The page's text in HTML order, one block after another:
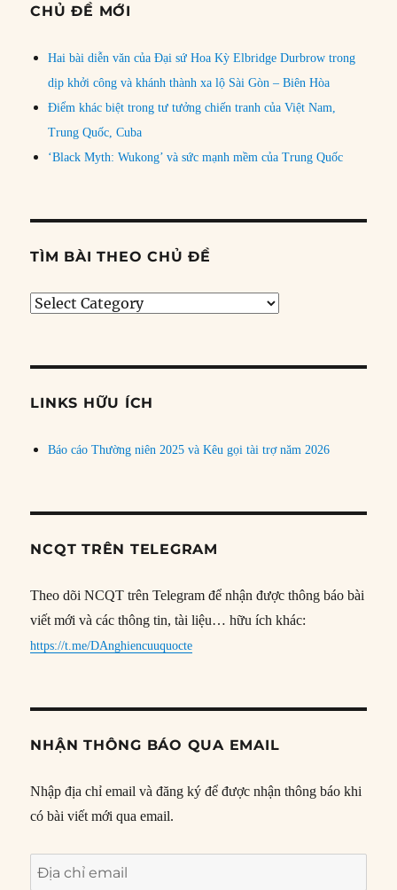
CHỦ ĐỀ MỚI
Hai bài diễn văn của Đại sứ Hoa Kỳ Elbridge Durbrow trong
dịp khởi công và khánh thành xa lộ Sài Gòn – Biên Hòa
Điểm khác biệt trong tư tưởng chiến tranh của Việt Nam,
Trung Quốc, Cuba
‘Black Myth: Wukong’ và sức mạnh mềm của Trung Quốc
TÌM BÀI THEO CHỦ ĐỀ
Tìm
đề
LINKS HỮU ÍCH
Báo cáo Thường niên 2025 và Kêu gọi tài trợ năm 2026
NCQT TRÊN TELEGRAM
Theo dõi NCQT trên Telegram để nhận được thông báo bài
viết mới và các thông tin, tài liệu… hữu ích khác:
https://t.me/DAnghiencuuquocte
NHẬN THÔNG BÁO QUA EMAIL
Nhập địa chỉ email và đăng ký để được nhận thông báo khi
có bài viết mới qua email.
Địa